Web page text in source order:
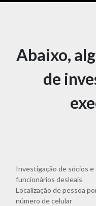
Abaixo,
de
Investigação de sócios e
funcionários desleais
Localização de pessoa
número de celular